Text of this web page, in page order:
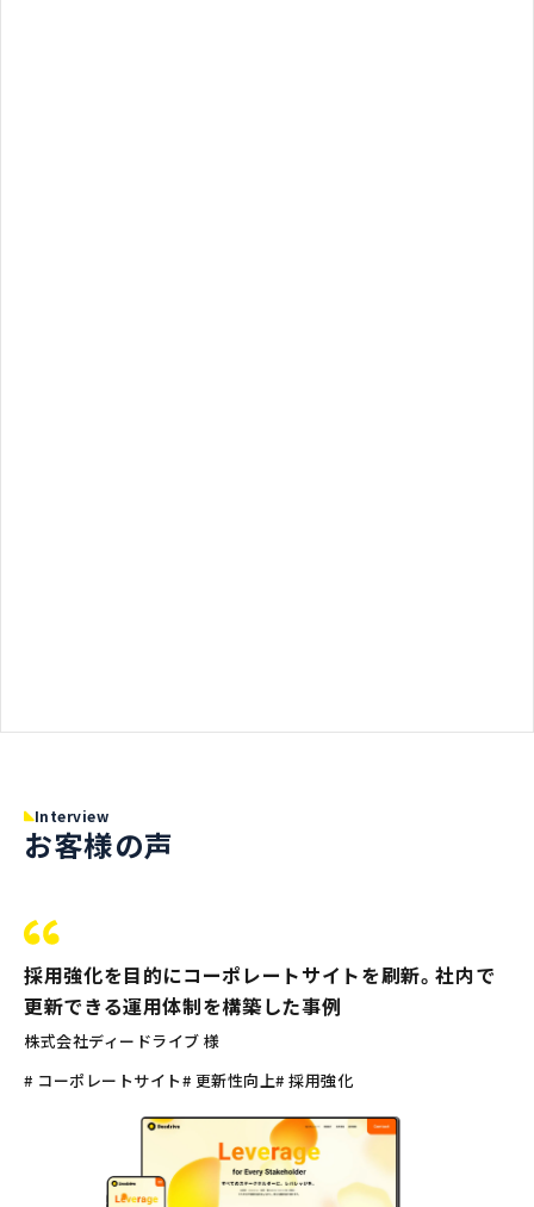
Interview
お客様の声
採用強化を目的にコーポレートサイトを刷新。社内で
更新できる運用体制を構築した事例
株式会社ディードライブ 様
# コーポレートサイト# 更新性向上# 採用強化